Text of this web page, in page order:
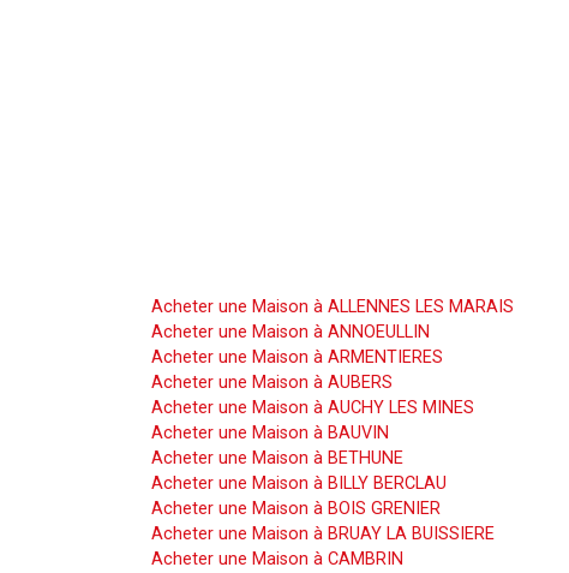
Acheter une Maison à ALLENNES LES MARAIS
Acheter une Maison à ANNOEULLIN
Acheter une Maison à ARMENTIERES
Acheter une Maison à AUBERS
Acheter une Maison à AUCHY LES MINES
Acheter une Maison à BAUVIN
Acheter une Maison à BETHUNE
Acheter une Maison à BILLY BERCLAU
Acheter une Maison à BOIS GRENIER
Acheter une Maison à BRUAY LA BUISSIERE
Acheter une Maison à CAMBRIN